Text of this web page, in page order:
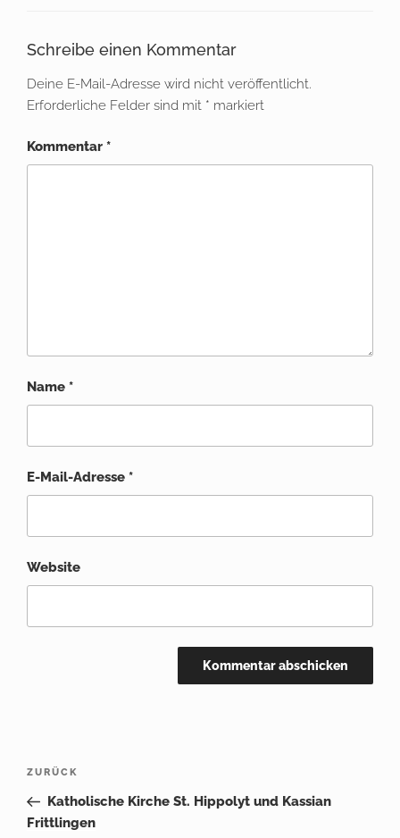
Schreibe einen Kommentar
Deine E-Mail-Adresse wird nicht veröffentlicht.
Erforderliche Felder sind mit * markiert
Kommentar *
Name *
E-Mail-Adresse *
Website
Beitragsnavigation
Vorheriger
Beitrag
ZURÜCK
Katholische Kirche St. Hippolyt und Kassian
Frittlingen